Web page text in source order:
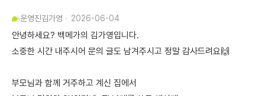
운영진김가영 2026-06-04
안녕하세요? 백메가의 김가영입니다.
소중한 시간 내주시어 문의 글도 남겨주시고 정말 감사드려요🙌
부모님과 함께 거주하고 계신 집에서